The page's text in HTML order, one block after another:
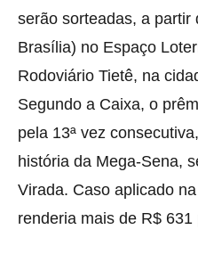
serão sorteadas, a partir
Brasília) no Espaço
Rodoviário Tietê, na
Segundo a Caixa, o
pela 13ª vez
história da Mega-Sena,
Virada. Caso aplicado
renderia mais de R$ 631